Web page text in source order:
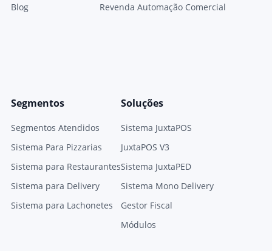
Blog
Revenda Automação Comercial
Segmentos
Segmentos Atendidos
Sistema Para Pizzarias
Sistema para Restaurantes
Sistema para Delivery
Sistema para Lachonetes
Soluções
Sistema JuxtaPOS
JuxtaPOS V3
Sistema JuxtaPED
Sistema Mono Delivery
Gestor Fiscal
Módulos